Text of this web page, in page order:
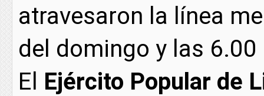
atravesaron la línea
del domingo y las 6.00
El Ejército Popular de